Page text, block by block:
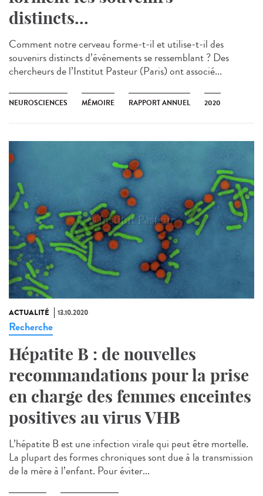
distincts...
Comment notre cerveau forme-t-il et utilise-t-il des
souvenirs distincts d’événements se ressemblant ? Des
chercheurs de l’Institut Pasteur (Paris) ont associé...
NEUROSCIENCES MÉMOIRE RAPPORT ANNUEL 2020
ACTUALITÉ 13.10.2020
Recherche
Hépatite B : de nouvelles
recommandations pour la prise
en charge des femmes enceintes
positives au virus VHB
L’hépatite B est une infection virale qui peut être mortelle.
La plupart des formes chroniques sont due à la transmission
de la mère à l’enfant. Pour éviter...